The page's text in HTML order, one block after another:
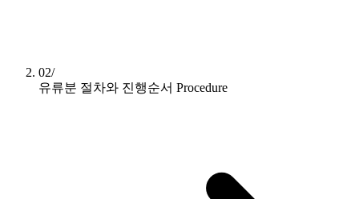
02/
유류분 절차와 진행순서 Procedure